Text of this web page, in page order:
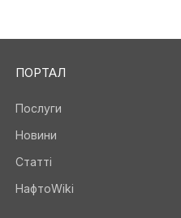
ПОРТАЛ
Послуги
Новини
Статті
НафтоWiki